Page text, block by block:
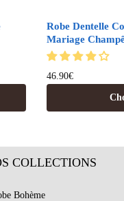
Robe Dentelle
Mariage
46.90€
COLLECTIONS
Bohème